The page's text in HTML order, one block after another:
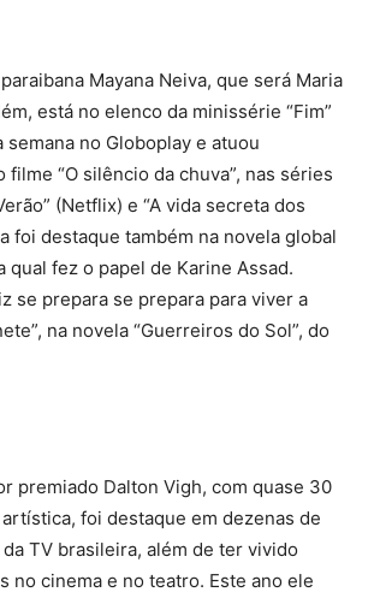
Mayana Neiva, que será Maria
está no elenco da minissérie “Fim”
no Globoplay e atuou
“O silêncio da chuva”, nas séries
(Netflix) e “A vida secreta dos
foi destaque também na novela global
qual fez o papel de Karine Assad.
se prepara se prepara para viver a
na novela “Guerreiros do Sol”, do
premiado Dalton Vigh, com quase 30
foi destaque em dezenas de
TV brasileira, além de ter vivido
no cinema e no teatro. Este ano ele